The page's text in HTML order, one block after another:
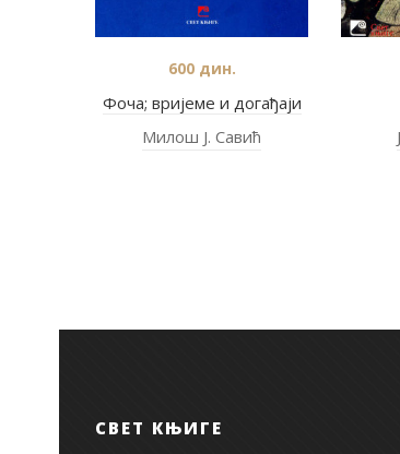
Фоча; вријеме и догађаји
600дин.
Милош Ј. Савић
СВЕТ КЊИГЕ